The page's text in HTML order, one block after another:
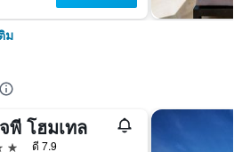
ม
พี โฮมเทล
าว
ดี 7.9